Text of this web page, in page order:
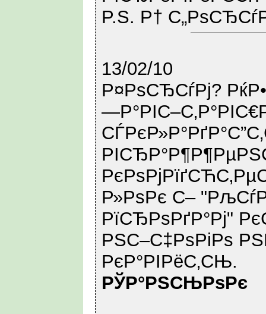
P.S. Р†
13/02/10
Р¤РѕСЂСѓРј?
Р»РѕРє С–
РїСЂРѕРґР°Рј"
РЅС–С‡РѕРіРѕ
РєР°РІРёС‚СЊ.
РЎР°РЅСЊРѕРє